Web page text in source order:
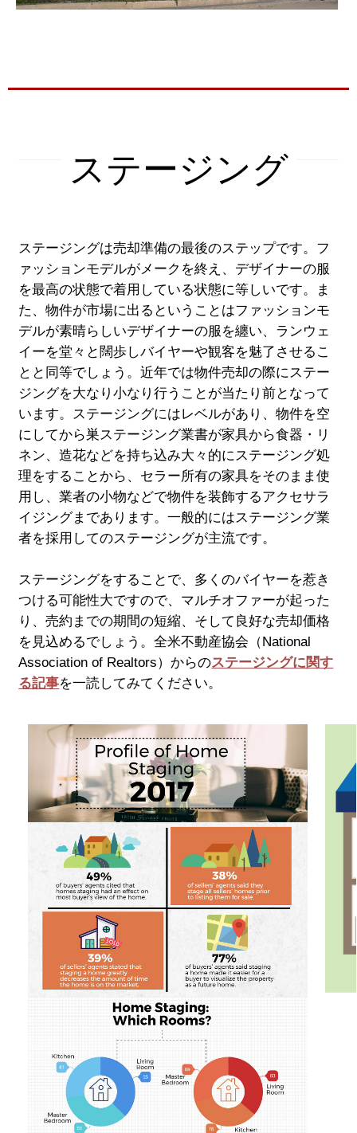
お客様の声
売却
ステージング
値決めーCMAって何？
売却ガイド動画
買い替え
買い替え１０ステップ
購入
購入ガイド
住宅ローン
購入後の住居費算出
購入１２ステップ
エスクローって何？
物件検索
投資
賃貸手続き
エリア情報
Palos Verdes - Beach Cities - South Bay
Silicon Beach - Westside
Los Angeles
Gateway Cities - Orange County
学校区
ステージング
ステージングは売却準備の最後のステップです。フ
ァッションモデルがメークを終え、デザイナーの服
を最高の状態で着用している状態に等しいです。ま
た、物件が市場に出るということはファッションモ
デルが素晴らしいデザイナーの服を纏い、ランウェ
イーを堂々と闊歩しバイヤーや観客を魅了させるこ
とと同等でしょう。近年では物件売却の際にステー
ジングを大なり小なり行うことが当たり前となって
います。ステージングにはレベルがあり、物件を空
にしてから巣ステージング業書が家具から食器・リ
ネン、造花などを持ち込み大々的にステージング処
理をすることから、セラー所有の家具をそのまま使
用し、業者の小物などで物件を装飾するアクセサラ
イジングまであります。一般的にはステージング業
者を採用してのステージングが主流です。
ステージングをすることで、多くのバイヤーを惹き
つける可能性大ですので、マルチオファーが起った
り、売約までの期間の短縮、そして良好な売却価格
を見込めるでしょう。全米不動産協会（National
Association of Realtors）からのステージングに関す
る記事を一読してみてください。